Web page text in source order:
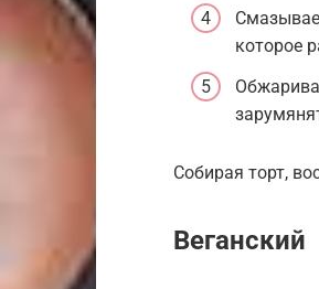
которое
Собирая торт,
Веганский